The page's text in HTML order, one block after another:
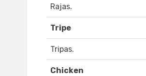
Rajas.
Tripe
Tripas.
Chicken